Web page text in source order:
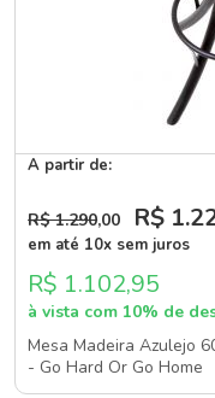
A partir de:
R$ 1.290,00 R$
em até 10x sem juros
R$ 1.102,95
à vista com 10% de
Mesa Madeira Azulejo
- Go Hard Or Go Home